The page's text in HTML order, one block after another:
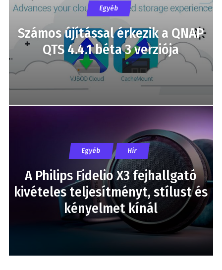
Egyéb
Számos újítással érkezik a QNAP
QTS 4.4.1 béta 3 verziója
Egyéb Hír
A Philips Fidelio X3 fejhallgató
kivételes teljesítményt, stílust és
kényelmet kínál